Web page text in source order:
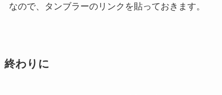
なので、タンブラーのリンクを貼っておきます。
終わりに